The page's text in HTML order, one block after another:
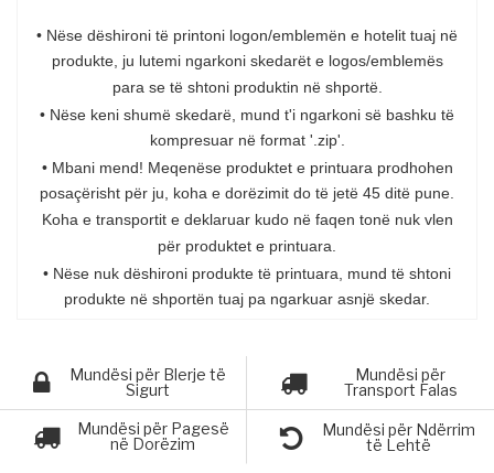
• Nëse dëshironi të printoni logon/emblemën e hotelit tuaj në
produkte, ju lutemi ngarkoni skedarët e logos/emblemës
para se të shtoni produktin në shportë.
• Nëse keni shumë skedarë, mund t'i ngarkoni së bashku të
kompresuar në format '.zip'.
• Mbani mend! Meqenëse produktet e printuara prodhohen
posaçërisht për ju, koha e dorëzimit do të jetë 45 ditë pune.
Koha e transportit e deklaruar kudo në faqen tonë nuk vlen
për produktet e printuara.
• Nëse nuk dëshironi produkte të printuara, mund të shtoni
produkte në shportën tuaj pa ngarkuar asnjë skedar.
Mundësi për Blerje të
Sigurt
Mundësi për
Transport Falas
Mundësi për Pagesë
në Dorëzim
Mundësi për Ndërrim
të Lehtë